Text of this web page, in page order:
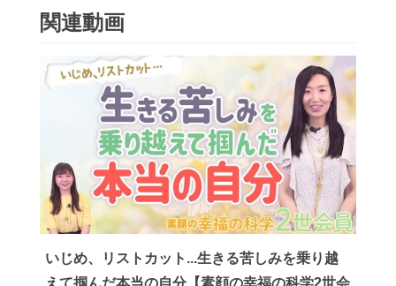
関連動画
いじめ、リストカット...生きる苦しみを乗り越
えて掴んだ本当の自分【素顔の幸福の科学2世会